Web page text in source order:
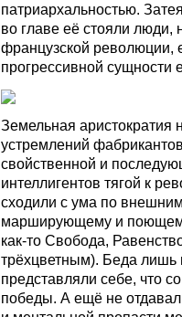
патриархальностью.
во главе её стояли
французской революции,
прогрессивной сущности
Земельная аристократия
устремлений
свойственной и
интеллигентов тягой к
сходили с ума по
марширующему и
как-то Свобода,
трёхцветным). Беда лишь
представляли себе, что
победы. А ещё не